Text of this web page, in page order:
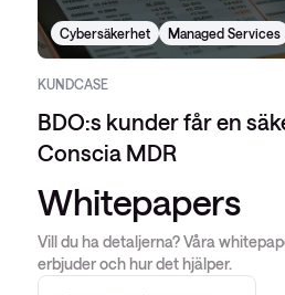
Cybersäkerhet Managed Services
KUNDCASE
BDO:s kunder får en
Conscia MDR
Whitepapers
Vill du ha detaljerna? Våra
erbjuder och hur det hjälper.